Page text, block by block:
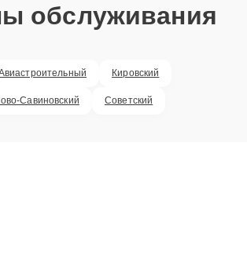
обслуживания
Кировский
Савиновский Советский